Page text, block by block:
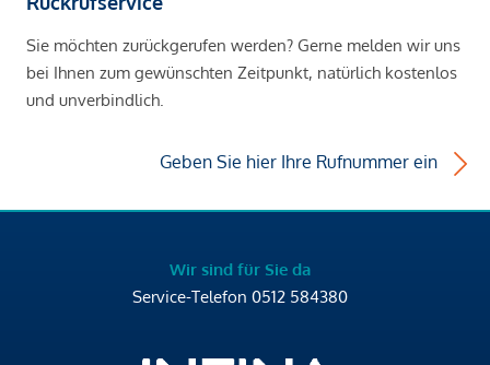
Sie möchten zurückgerufen werden? Gerne melden wir uns
bei Ihnen zum gewünschten Zeitpunkt, natürlich kostenlos
und unverbindlich.
Geben Sie hier Ihre Rufnummer ein
Wir sind für Sie da
Service-Telefon 0512 584380